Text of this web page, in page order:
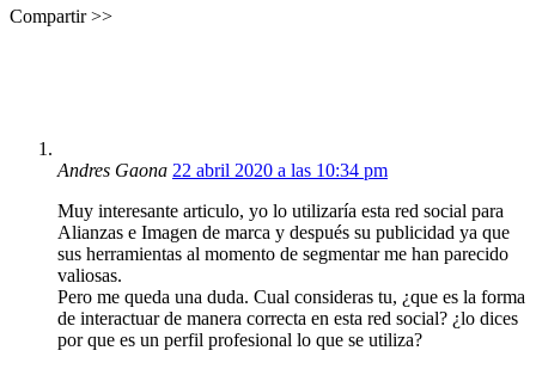
Compartir >>
Andres Gaona 22 abril 2020 a las 10:34 pm
Muy interesante articulo, yo lo utilizaría esta red social para
Alianzas e Imagen de marca y después su publicidad ya que
sus herramientas al momento de segmentar me han parecido
valiosas.
Pero me queda una duda. Cual consideras tu, ¿que es la forma
de interactuar de manera correcta en esta red social? ¿lo dices
por que es un perfil profesional lo que se utiliza?